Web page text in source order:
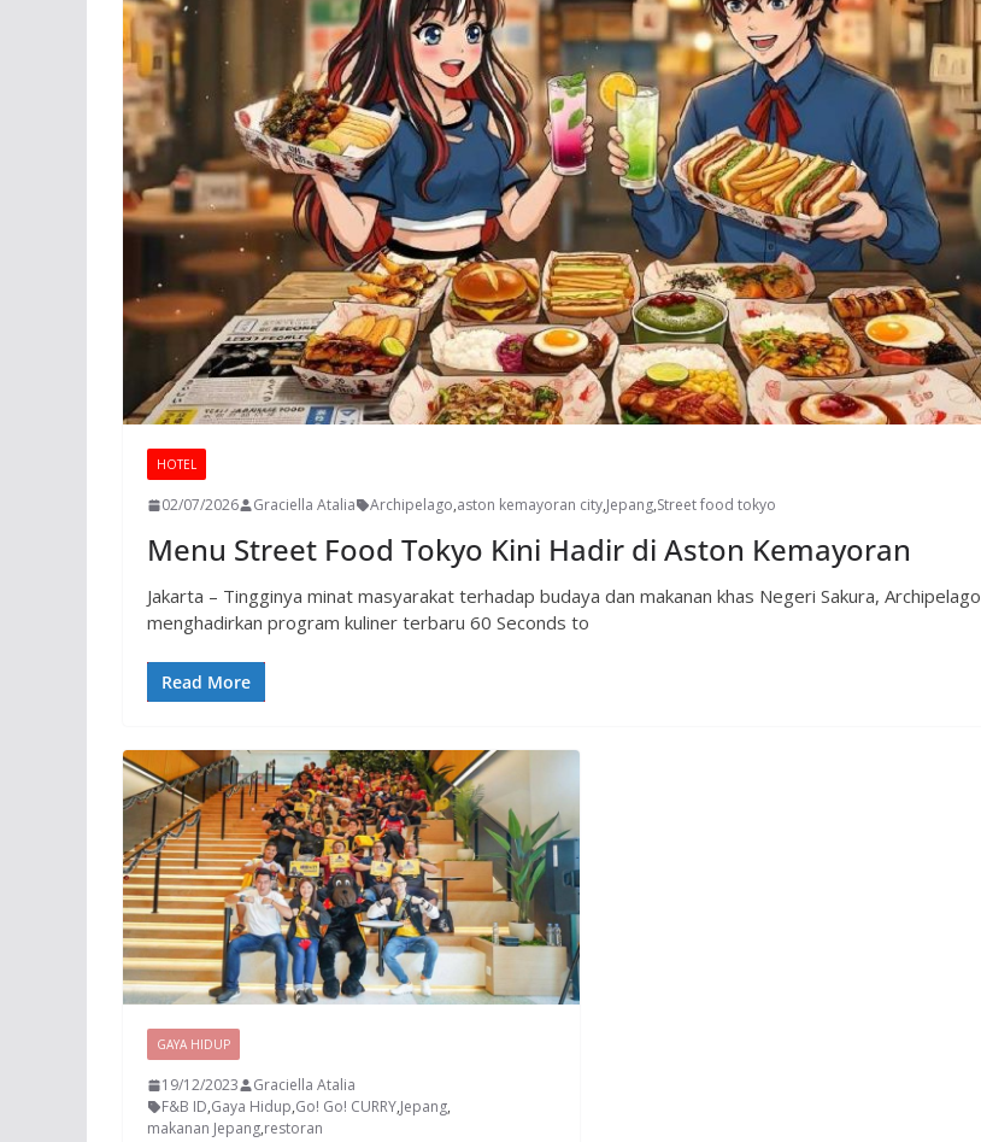
HOTEL
02/07/2026 Graciella Atalia Archipelago,aston kemayoran city,Jepang,Street food tokyo
Menu Street Food Tokyo Kini Hadir di Aston Kemayoran
Jakarta – Tingginya minat masyarakat terhadap budaya dan makanan khas Negeri Sakura, Archipelago
menghadirkan program kuliner terbaru 60 Seconds to
Read More
GAYA HIDUP
19/12/2023
Graciella Atalia
F&B ID,Gaya Hidup,Go! Go! CURRY,Jepang,
makanan Jepang,restoran